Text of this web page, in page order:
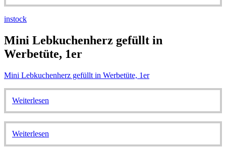
instock
Mini Lebkuchenherz gefüllt in
Werbetüte, 1er
Mini Lebkuchenherz gefüllt in Werbetüte, 1er
Weiterlesen
Weiterlesen